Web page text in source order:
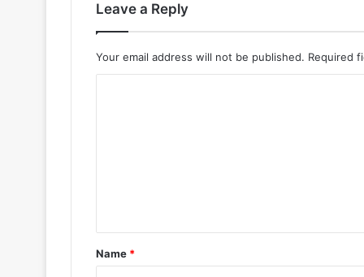
Leave a Reply
Your email address will not be published. Required
Name *